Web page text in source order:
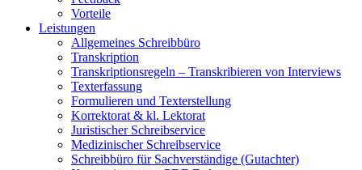
Vorteile
Leistungen
Allgemeines Schreibbüro
Transkription
Transkriptionsregeln – Transkribieren von Interviews
Texterfassung
Formulieren und Texterstellung
Korrektorat & kl. Lektorat
Juristischer Schreibservice
Medizinischer Schreibservice
Schreibbüro für Sachverständige (Gutachter)